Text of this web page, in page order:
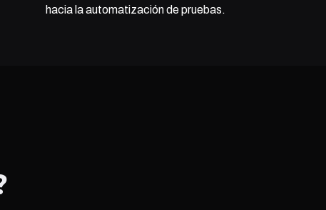
hacia la automatización de pruebas.